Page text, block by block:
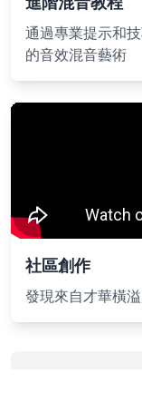
通過專業提示和
的音效混音藝術
社區創作
發現來自才華橫